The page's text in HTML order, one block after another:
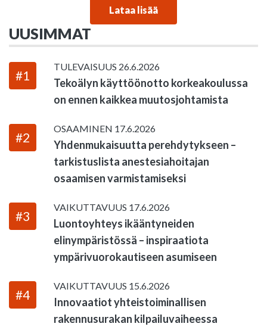
Lataa lisää
UUSIMMAT
#1
TULEVAISUUS 26.6.2026
Tekoälyn käyttöönotto korkeakoulussa
on ennen kaikkea muutosjohtamista
#2
OSAAMINEN 17.6.2026
Yhdenmukaisuutta perehdytykseen –
tarkistuslista anestesiahoitajan
osaamisen varmistamiseksi
#3
VAIKUTTAVUUS 17.6.2026
Luontoyhteys ikääntyneiden
elinympäristössä – inspiraatiota
ympärivuorokautiseen asumiseen
#4
VAIKUTTAVUUS 15.6.2026
Innovaatiot yhteistoiminallisen
rakennusurakan kilpailuvaiheessa